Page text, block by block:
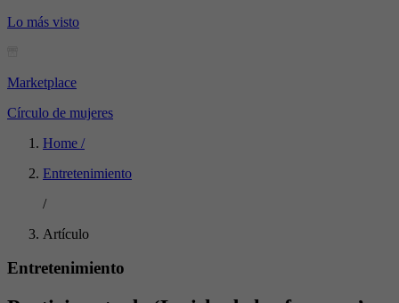
Lo más visto
Marketplace
Círculo de mujeres
Home /
Entretenimiento
/
Artículo
Entretenimiento